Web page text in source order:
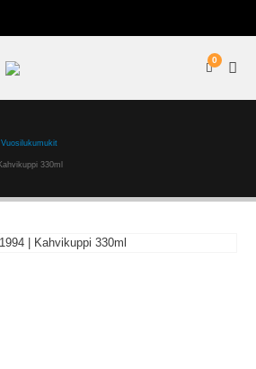
0
Vuosilukumukit
330ml